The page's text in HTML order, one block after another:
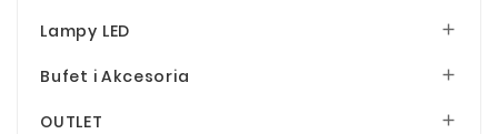
Lampy LED 
Bufet i Akcesoria 
OUTLET 